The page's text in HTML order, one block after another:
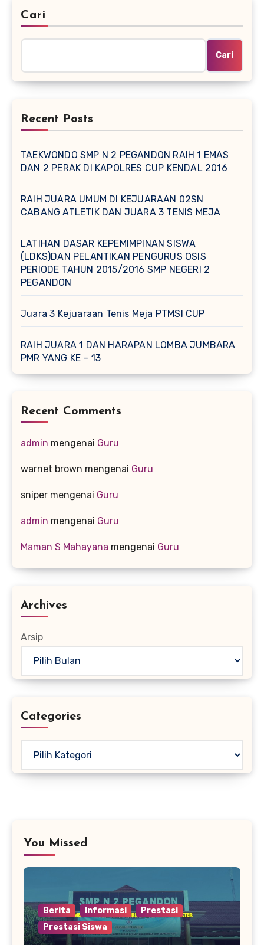
Cari
Cari
Recent Posts
TAEKWONDO SMP N 2 PEGANDON RAIH 1 EMAS
DAN 2 PERAK DI KAPOLRES CUP KENDAL 2016
RAIH JUARA UMUM DI KEJUARAAN 02SN
CABANG ATLETIK DAN JUARA 3 TENIS MEJA
LATIHAN DASAR KEPEMIMPINAN SISWA
(LDKS)DAN PELANTIKAN PENGURUS OSIS
PERIODE TAHUN 2015/2016 SMP NEGERI 2
PEGANDON
Juara 3 Kejuaraan Tenis Meja PTMSI CUP
RAIH JUARA 1 DAN HARAPAN LOMBA JUMBARA
PMR YANG KE – 13
Recent Comments
admin mengenai Guru
warnet brown mengenai Guru
sniper mengenai Guru
admin mengenai Guru
Maman S Mahayana mengenai Guru
Archives
Arsip
Categories
You Missed
Berita Informasi
Prestasi
Prestasi Siswa